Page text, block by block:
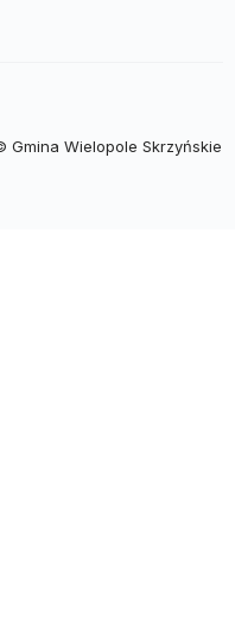
Gmina Wielopole Skrzyńskie